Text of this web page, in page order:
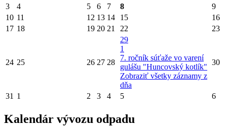
3 4 5 6 7 8
9
10 11 12 13 14 15
16
17 18 19 20 21 22 23
24 25 26 27 28
29
1
7. ročník súťaže vo varení
gulášu "Huncovský kotlík"
Zobraziť všetky záznamy z
dňa
30
31 1 2 3 4 5 6
Kalendár vývozu odpadu